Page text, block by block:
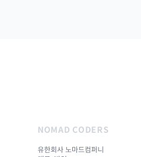
NOMAD CODERS
유한회사 노마드컴퍼니